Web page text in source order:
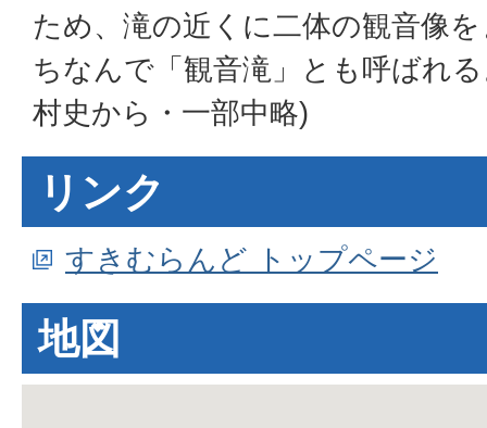
ため、滝の近くに二体の観音像
ちなんで「観音滝」とも呼ばれ
村史から・一部中略)
リンク
すきむらんど トップページ
地図